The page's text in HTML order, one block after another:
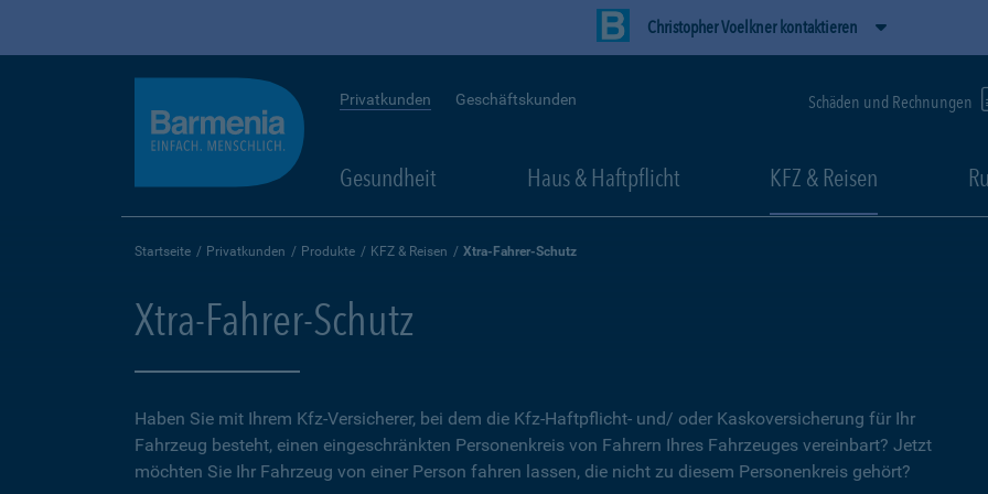
Christopher Voelkner kontaktieren
Privatkunden Geschäftskunden Schäden und Rechnungen
Gesundheit Haus & Haftpflicht KFZ & Reisen
Startseite Privatkunden Produkte KFZ & Reisen Xtra-Fahrer-Schutz
Xtra-Fahrer-Schutz
Haben Sie mit Ihrem Kfz-Versicherer, bei dem die Kfz-Haftpflicht- und/ oder Kaskoversicherung für Ihr
Fahrzeug besteht, einen eingeschränkten Personenkreis von Fahrern Ihres Fahrzeuges vereinbart? Jetzt
möchten Sie Ihr Fahrzeug von einer Person fahren lassen, die nicht zu diesem Personenkreis gehört?